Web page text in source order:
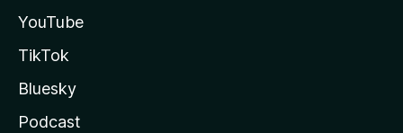
YouTube
TikTok
Bluesky
Podcast